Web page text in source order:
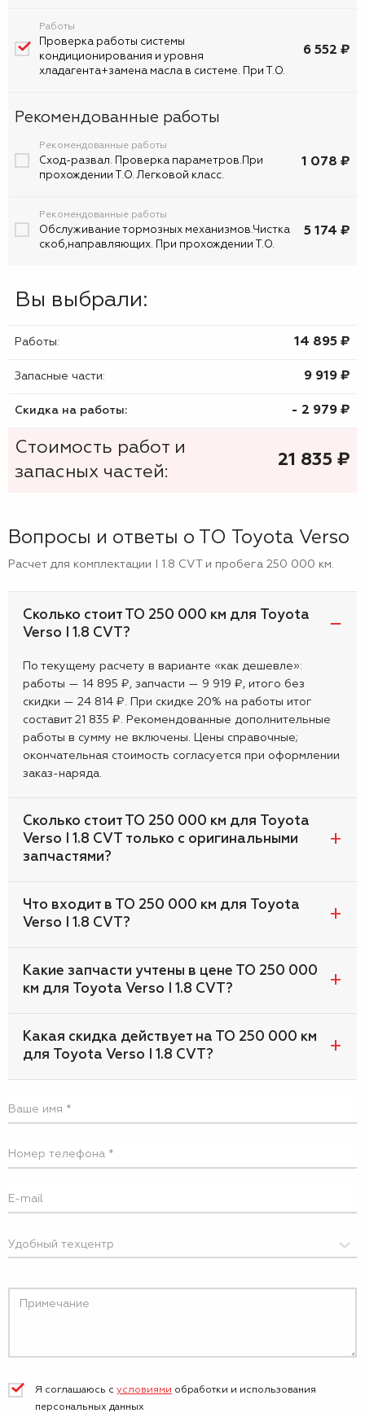
Работы
Проверка работы системы
кондиционирования и уровня
хладагента+замена масла в системе. При Т.О.
6 552 ₽
Рекомендованные работы
Рекомендованные работы
Сход-развал. Проверка параметров.При
прохождении Т.О. Легковой класс.
1 078 ₽
Рекомендованные работы
Обслуживание тормозных механизмов.Чистка
скоб,направляющих. При прохождении Т.О.
5 174 ₽
Вы выбрали:
Работы: 14 895 ₷
Запасные части: 9 919 ₷
Скидка на работы: - 2 979 ₷
Стоимость работ и
запасных частей:
21 835 ₷
Вопросы и ответы о ТО Toyota Verso
Расчет для комплектации I 1.8 CVT и пробега 250 000 км.
Сколько стоит ТО 250 000 км для Toyota
Verso I 1.8 CVT?
По текущему расчету в варианте «как дешевле»:
работы — 14 895 ₽, запчасти — 9 919 ₽, итого без
скидки — 24 814 ₽. При скидке 20% на работы итог
составит 21 835 ₽. Рекомендованные дополнительные
работы в сумму не включены. Цены справочные;
окончательная стоимость согласуется при оформлении
заказ-наряда.
Сколько стоит ТО 250 000 км для Toyota
Verso I 1.8 CVT только с оригинальными
запчастями?
Что входит в ТО 250 000 км для Toyota
Verso I 1.8 CVT?
Какие запчасти учтены в цене ТО 250 000
км для Toyota Verso I 1.8 CVT?
Какая скидка действует на ТО 250 000 км
для Toyota Verso I 1.8 CVT?
Я соглашаюсь с условиями обработки и использования
персональных данных